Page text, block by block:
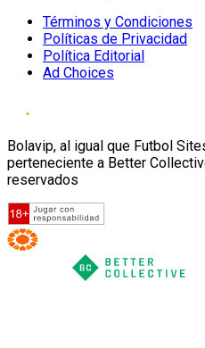
Términos y Condiciones
Políticas de Privacidad
Política Editorial
Ad Choices
Bolavip, al igual que Futbol
perteneciente a Better
reservados